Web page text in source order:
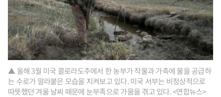
▲ 올해 3월 미국 콜로라도주에서 한 농부가 작물과 가축에 물을 공급하
는 수로가 말라붙은 모습을 지켜보고 있다. 미국 서부는 비정상적으로
따뜻했던 겨울 날씨 때문에 눈부족으로 가뭄을 겪고 있다. <연합뉴스>